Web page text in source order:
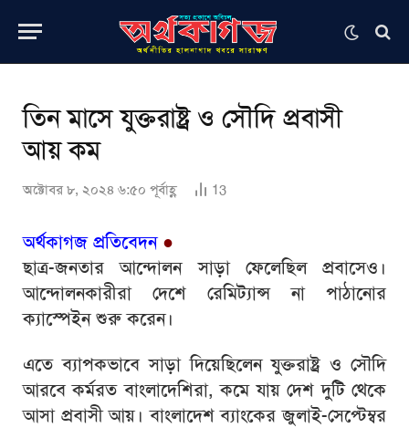
তিন মাসে যুক্তরাষ্ট্র ও সৌদি প্রবাসী
আয় কম
অক্টোবর ৮, ২০২৪ ৬:৫০ পূর্বাহ্ণ 13
অর্থকাগজ প্রতিবেদন●
ছাত্র-জনতার আন্দোলন সাড়া ফেলেছিল প্রবাসেও।
আন্দোলনকারীরা দেশে রেমিট্যান্স না পাঠানোর
ক্যাস্পেইন শুরু করেন।
এতে ব্যাপকভাবে সাড়া দিয়েছিলেন যুক্তরাষ্ট্র ও সৌদি
আরবে কর্মরত বাংলাদেশিরা, কমে যায় দেশ দুটি থেকে
আসা প্রবাসী আয়। বাংলাদেশ ব্যাংকের জুলাই-সেপ্টেম্বর